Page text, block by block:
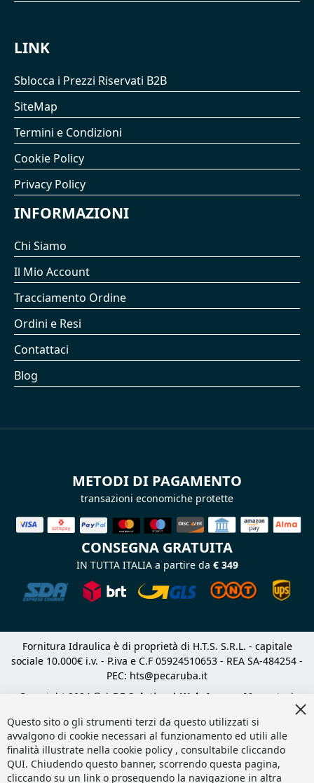
LINK
Sblocca i Prezzi Riservati B2B
SiteMap
Termini e Condizioni
Cookie Policy
Privacy Policy
INFORMAZIONI
Chi Siamo
Il Mio Account
Tracciamento Ordine
Ordini e Resi
Contattaci
Blog
METODI DI PAGAMENTO
transazioni economiche protette
CONSEGNA GRATUITA
IN TUTTA ITALIA a partire da € 349
Fornitura Idraulica è di proprietà di H.T.S. S.R.L. - capitale
sociale 10.000€ i.v. - P.iva e C.F 05924510653 - REA SA-484254 -
PEC: hts@pecaruba.it
Copyright 2024 © | DF Solution | Web Agency Magento
|
Questo sito o gli strumenti terzi da questo utilizzati si
avvalgono di cookie necessari al funzionamento ed utili alle
finalità illustrate nella cookie policy , consultabile cliccando
QUI. Chiudendo questo banner, scorrendo questa pagina,
cliccando su un link o proseguendo la navigazione in altra